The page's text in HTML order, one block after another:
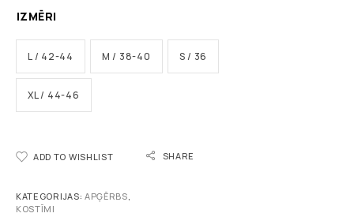
IZMĒRI
L / 42-44 M / 38-40 S / 36
XL / 44-46
ADD TO WISHLIST SHARE
KATEGORIJAS: APĢĒRBS
KOSTĪMI